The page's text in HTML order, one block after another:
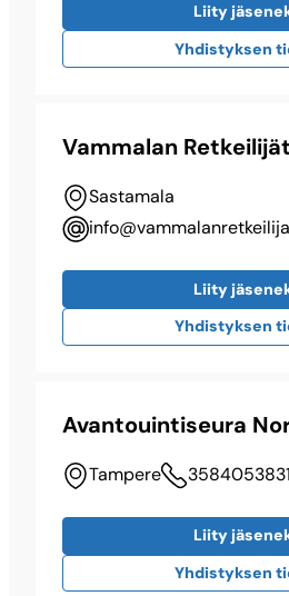
Liity
Yhdistyksen
Vammalan
Sastamala
Liity
Yhdistyksen
Avantouintiseura
Tampere
Liity
Yhdistyksen